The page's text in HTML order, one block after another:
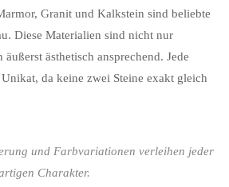
Granit und Kalkstein sind beliebte
Diese Materialien sind nicht nur
ästhetisch ansprechend. Jede
da keine zwei Steine exakt gleich
und Farbvariationen verleihen jeder
Charakter.